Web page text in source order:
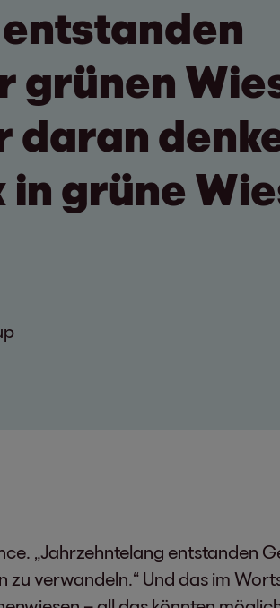
grünen
daran
grüne
„Jahrzehntelang entstanden
verwandeln.“ Und das im